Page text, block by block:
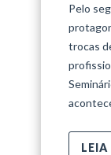
Pelo
trocas
LEIA